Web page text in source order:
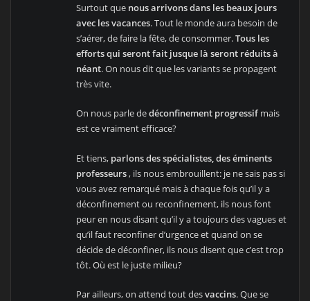
Surtout que nous arrivons dans les beaux jours
avec les vacances. Tout le monde aura besoin de
s’aérer, de faire la fête, de consommer.Tous les
efforts qui seront fait jusque là seront réduits à
néant. On nous dit que les variants se propagent
très vite.
On nous parle dedéconfinement progressifmais
est ce vraiment efficace?
Et tiens, parlons des spécialistes, des éminents
professeurs , ils nous embrouillent: je ne sais pas si
vous avez remarqué mais à chaque fois qu’il y a
déconfinement ou reconfinement, ils nous font
peur en nous disant qu’il y a toujours des vagues et
qu’il faut reconfiner d’urgence et quand on se
décide de déconfiner, ils nous disent que c’est trop
tôt. Où est le juste milieu?
Par ailleurs, on attend tout desvaccins. Que se